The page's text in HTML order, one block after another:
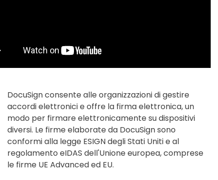
DocuSign consente alle organizzazioni di gestire
accordi elettronici e offre la firma elettronica, un
modo per firmare elettronicamente su dispositivi
diversi. Le firme elaborate da DocuSign sono
conformi alla legge ESIGN degli Stati Uniti e al
regolamento eIDAS dell'Unione europea, comprese
le firme UE Advanced ed EU.